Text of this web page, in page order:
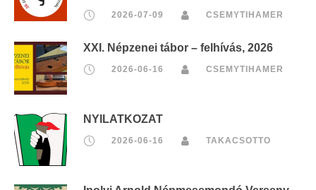
2026-07-09 CSEMYTIHAMER
XXI. Népzenei tábor – felhívás, 2026
2026-06-16 CSEMYTIHAMER
NYILATKOZAT
2026-06-16 TAKACSOTTO